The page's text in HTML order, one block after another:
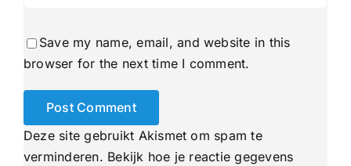
Save my name, email, and website in this
browser for the next time I comment.
Deze site gebruikt Akismet om spam te
verminderen. Bekijk hoe je reactie gegevens